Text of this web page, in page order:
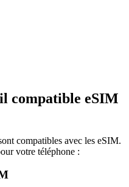
compatible eSIM
compatibles avec les eSIM.
votre téléphone :